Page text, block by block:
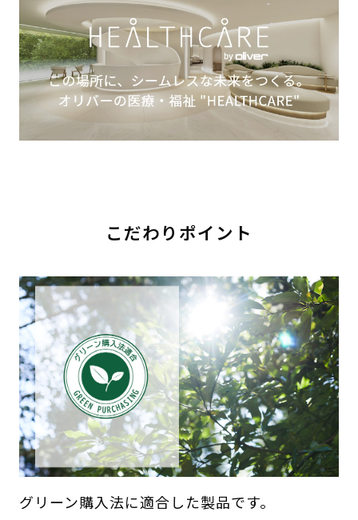
こだわりポイント
グリーン購入法に適合した製品です。